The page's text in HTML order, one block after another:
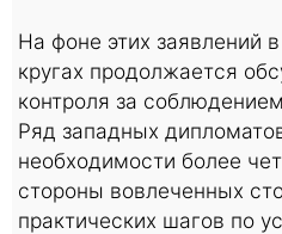
На фоне этих заявлений
кругах продолжается
контроля за
Ряд западных
необходимости более
стороны вовлеченных
практических шагов по